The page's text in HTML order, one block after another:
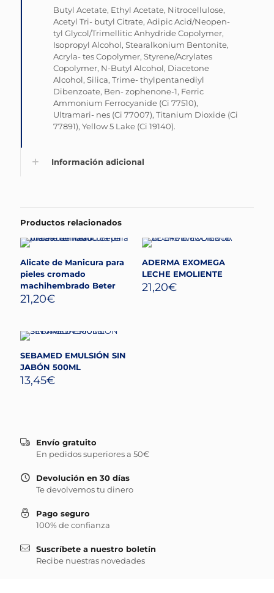
Butyl Acetate, Ethyl Acetate, Nitrocellulose,
Acetyl Tri- butyl Citrate, Adipic Acid/Neopen-
tyl Glycol/Trimellitic Anhydride Copolymer,
Isopropyl Alcohol, Stearalkonium Bentonite,
Acryla- tes Copolymer, Styrene/Acrylates
Copolymer, N-Butyl Alcohol, Diacetone
Alcohol, Silica, Trime- thylpentanediyl
Dibenzoate, Ben- zophenone-1, Ferric
Ammonium Ferrocyanide (Ci 77510),
Ultramari- nes (Ci 77007), Titanium Dioxide (Ci
77891), Yellow 5 Lake (Ci 19140).
Información adicional
Productos relacionados
Alicate de Manicura para
pieles cromado
machihembrado Beter
21,20€
ADERMA EXOMEGA
LECHE EMOLIENTE
21,20€
SEBAMED EMULSIÓN SIN
JABÓN 500ML
13,45€
Envío gratuito
En pedidos superiores a 50€
Devolución en 30 días
Te devolvemos tu dinero
Pago seguro
100% de confianza
Suscríbete a nuestro boletín
Recibe nuestras novedades